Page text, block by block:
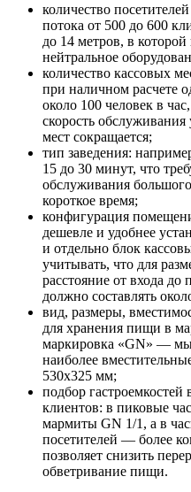
количество
потока от 500 до 600
до 14 метров, в
нейтральное
количество кассовых
при наличном расчете
около 100 человек в
скорость
мест сокращается;
тип заведения:
15 до 30 минут, что
обслуживания
короткое время;
конфигурация
дешевле и удобнее
и отдельно блок
учитывать, что для
расстояние от входа до
должно составлять
вид, размеры,
для хранения пищи в
маркировка «GN» — мы
наиболее
530х325 мм;
подбор гастроемкостей
клиентов: в пиковые
мармиты GN 1/1, а в
посетителей — более
позволяет снизить
обветривание пищи.